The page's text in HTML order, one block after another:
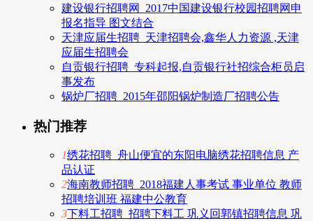
建设银行招聘网_2017中国建设银行校园招聘网申
报名指导 图文结合
天津应届生招聘_天津招聘会,鑫华人力资源 ,天津
应届生招聘会
自贡银行招聘_专科起报,自贡银行社招综合柜员启
事发布
锅炉厂招聘_2015年邵阳锅炉制造厂招聘公告
热门推荐
1绣花招聘_舟山便宜的东阳电脑绣花招聘信息 产
品认证
2海南教师招聘_2018福建人事考试 事业单位 教师
招聘培训班 福建中公教育
3下料工招聘_招聘下料工 巩义回郭镇招聘信息 巩